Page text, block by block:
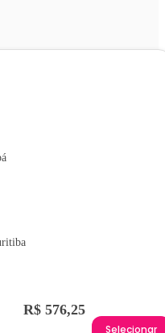
R$ 576,25
Selecionar